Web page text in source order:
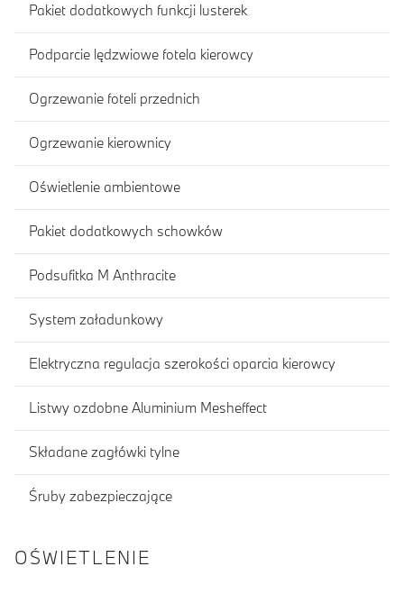
Pakiet dodatkowych funkcji lusterek
Podparcie lędzwiowe fotela kierowcy
Ogrzewanie foteli przednich
Ogrzewanie kierownicy
Oświetlenie ambientowe
Pakiet dodatkowych schowków
Podsufitka M Anthracite
System załadunkowy
Elektryczna regulacja szerokości oparcia kierowcy
Listwy ozdobne Aluminium Mesheffect
Składane zagłówki tylne
Śruby zabezpieczające
OŚWIETLENIE